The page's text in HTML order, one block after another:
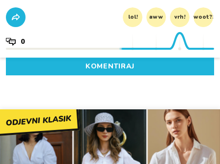
lol! aww vrh! woot?!
0
KOMENTIRAJ
ODJEVNI KLASIK